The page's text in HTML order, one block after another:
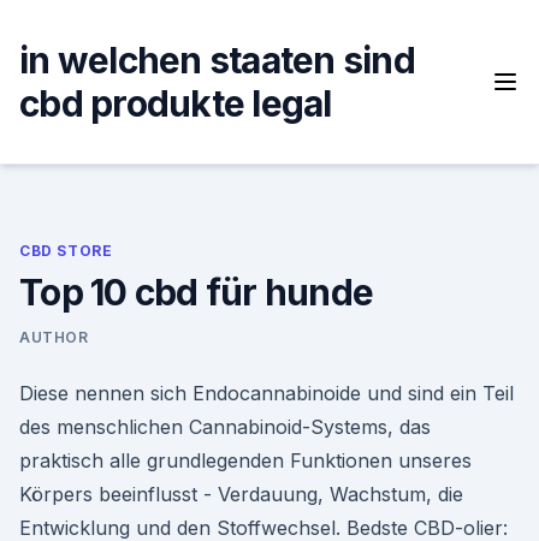
content
in welchen staaten sind
cbd produkte legal
CBD STORE
Top 10 cbd für hunde
AUTHOR
Diese nennen sich Endocannabinoide und sind ein Teil
des menschlichen Cannabinoid-Systems, das
praktisch alle grundlegenden Funktionen unseres
Körpers beeinflusst - Verdauung, Wachstum, die
Entwicklung und den Stoffwechsel. Bedste CBD-olier: